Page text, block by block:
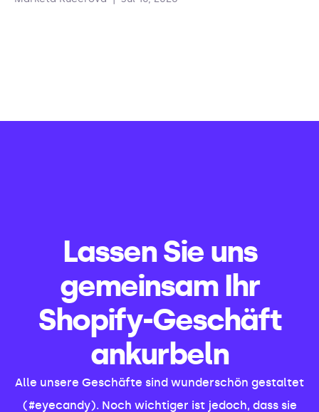
Lassen Sie uns
gemeinsam Ihr
Shopify-Geschäft
ankurbeln
Alle unsere Geschäfte sind wunderschön gestaltet
(#eyecandy). Noch wichtiger ist jedoch, dass sie